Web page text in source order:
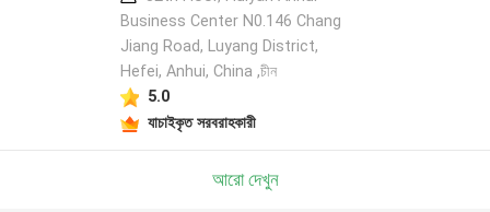
Business Center N0.146 Chang
Jiang Road, Luyang District,
Hefei, Anhui, China ,চীন
5.0
যাচাইকৃত সরবরাহকারী
আরো দেখুন